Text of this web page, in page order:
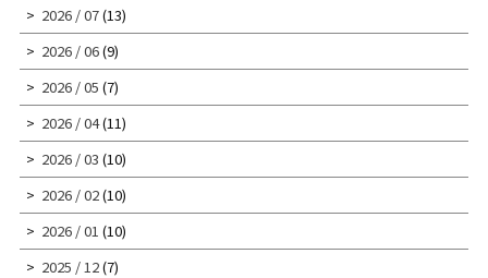
2026 / 07(13)
2026 / 06(9)
2026 / 05 (7)
2026 / 04(11)
2026 / 03 (10)
2026 / 02(10)
2026 / 01 (10)
2025 / 12(7)